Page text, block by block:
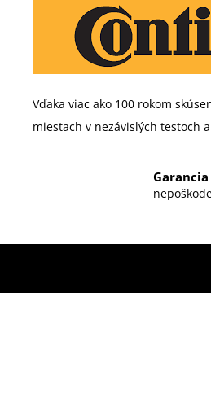
Vďaka viac ako 100 rokom
miestach v nezávislých testoch